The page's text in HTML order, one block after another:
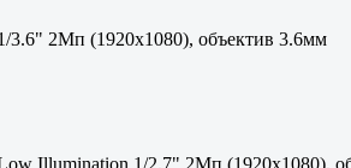
3.6" 2Мп (1920х1080), объектив 3.6мм
Illumination 1/2.7" 2Мп (1920х1080),